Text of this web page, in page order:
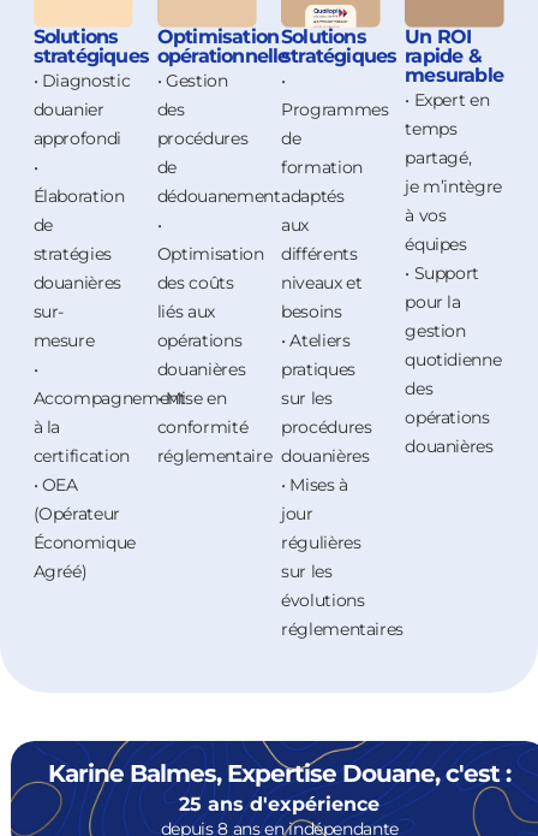
Solutions
stratégiques
• Diagnostic
douanier
approfondi
•
Élaboration
de
stratégies
douanières
sur-
mesure
•
Accompagnement
à la
certification
• OEA
(Opérateur
Économique
Agréé)
Optimisation
opérationnelle
• Gestion
des
procédures
de
dédouanement
•
Optimisation
des coûts
liés aux
opérations
douanières
• Mise en
conformité
réglementaire
Solutions
stratégiques
•
Programmes
de
formation
adaptés
aux
différents
niveaux et
besoins
• Ateliers
pratiques
sur les
procédures
douanières
• Mises à
jour
régulières
sur les
évolutions
réglementaires
Un ROI
rapide &
mesurable
• Expert en
temps
partagé,
je m’intègre
à vos
équipes
• Support
pour la
gestion
quotidienne
des
opérations
douanières
Karine Balmes, Expertise Douane, c'est :
25 ans d'expérience
depuis 8 ans en indépendante